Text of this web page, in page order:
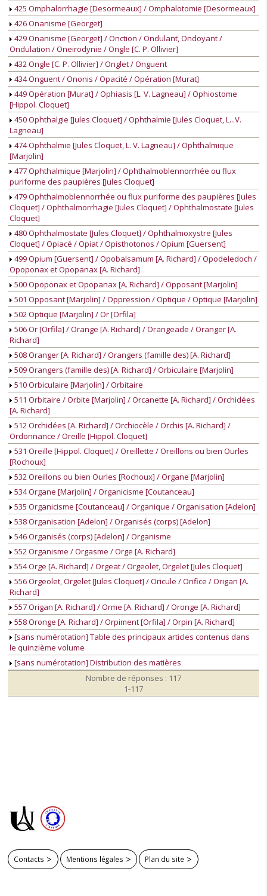
425 Omphalorrhagie [Desormeaux] / Omphalotomie [Desormeaux]
426 Onanisme [Georget]
429 Onanisme [Georget] / Onction / Ondulant, Ondoyant /
Ondulation / Oneirodynie / Ongle [C. P. Ollivier]
432 Ongle [C. P. Ollivier] / Onglet / Onguent
434 Onguent / Ononis / Opacité / Opération [Murat]
449 Opération [Murat] / Ophiasis [L. V. Lagneau] / Ophiostome
[Hippol. Cloquet]
450 Ophthalgie [Jules Cloquet] / Ophthalmie [Jules Cloquet, L...V.
Lagneau]
474 Ophthalmie [Jules Cloquet, L. V. Lagneau] / Ophthalmique
[Marjolin]
477 Ophthalmique [Marjolin] / Ophthalmoblennorrhée ou flux
puriforme des paupières [Jules Cloquet]
479 Ophthalmoblennorrhée ou flux puriforme des paupières [Jules
Cloquet] / Ophthalmorrhagie [Jules Cloquet] / Ophthalmostate [Jules
Cloquet]
480 Ophthalmostate [Jules Cloquet] / Ophthalmoxystre [Jules
Cloquet] / Opiacé / Opiat / Opisthotonos / Opium [Guersent]
499 Opium [Guersent] / Opobalsamum [A. Richard] / Opodeledoch /
Opoponax et Opopanax [A. Richard]
500 Opoponax et Opopanax [A. Richard] / Opposant [Marjolin]
501 Opposant [Marjolin] / Oppression / Optique / Optique [Marjolin]
502 Optique [Marjolin] / Or [Orfila]
506 Or [Orfila] / Orange [A. Richard] / Orangeade / Oranger [A.
Richard]
508 Oranger [A. Richard] / Orangers (famille des) [A. Richard]
509 Orangers (famille des) [A. Richard] / Orbiculaire [Marjolin]
510 Orbiculaire [Marjolin] / Orbitaire
511 Orbitaire / Orbite [Marjolin] / Orcanette [A. Richard] / Orchidées
[A. Richard]
512 Orchidées [A. Richard] / Orchiocèle / Orchis [A. Richard] /
Ordonnance / Oreille [Hippol. Cloquet]
531 Oreille [Hippol. Cloquet] / Oreillette / Oreillons ou bien Ourles
[Rochoux]
532 Oreillons ou bien Ourles [Rochoux] / Organe [Marjolin]
534 Organe [Marjolin] / Organicisme [Coutanceau]
535 Organicisme [Coutanceau] / Organique / Organisation [Adelon]
538 Organisation [Adelon] / Organisés (corps) [Adelon]
546 Organisés (corps) [Adelon] / Organisme
552 Organisme / Orgasme / Orge [A. Richard]
554 Orge [A. Richard] / Orgeat / Orgeolet, Orgelet [Jules Cloquet]
556 Orgeolet, Orgelet [Jules Cloquet] / Oricule / Orifice / Origan [A.
Richard]
557 Origan [A. Richard] / Orme [A. Richard] / Oronge [A. Richard]
558 Oronge [A. Richard] / Orpiment [Orfila] / Orpin [A. Richard]
[sans numérotation] Table des principaux articles contenus dans
le quinzième volume
[sans numérotation] Distribution des matières
Nombre de réponses : 117
1-117
Contacts Mentions légales Plan du site